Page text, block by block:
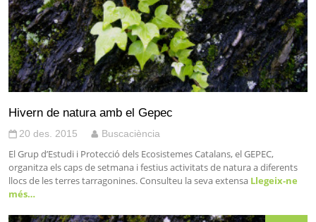
Hivern de natura amb el Gepec
20 des. 2015 Buscaciència
El Grup d’Estudi i Protecció dels Ecosistemes Catalans, el GEPEC,
organitza els caps de setmana i festius activitats de natura a diferents
llocs de les terres tarragonines. Consulteu la seva extensa Llegeix-ne
més…